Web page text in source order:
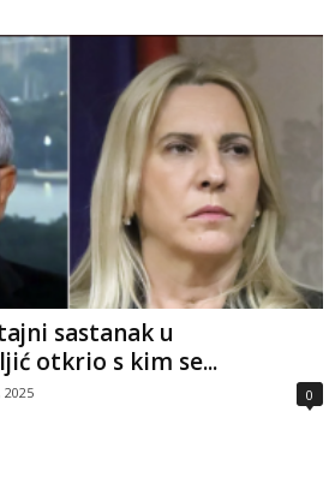
sastanak u
otkrio s kim se...
0